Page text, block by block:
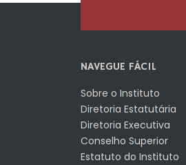
NAVEGUE FÁCIL
Sobre o Instituto
Diretoria Estatutária
Diretoria Executiva
Conselho Superior
Estatuto do Instituto